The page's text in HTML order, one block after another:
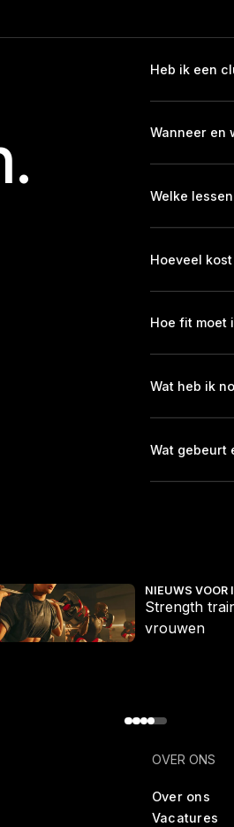
Heb ik een
Wanneer en
Welke
Hoeveel
Hoe fit moet
Wat heb ik
Wat gebeurt
NIEUWS VOOR
Strength
vrouwen
training voor vrouwen
OVER ONS
Over ons
Vacatures